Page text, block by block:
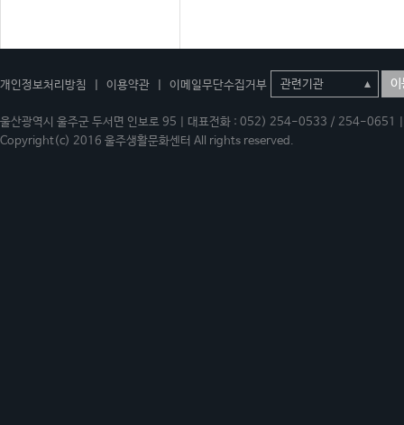
개인정보처리방침 이용약관 이메일무단수집거부 이
울산광역시 울주군 두서면 인보로 95 | 대표전화 : 052) 254-0533 / 254-
Copyright(c) 2016 울주생활문화센터 All rights reserved.